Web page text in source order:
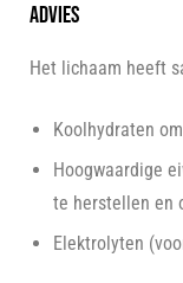
Advies
Het lichaam heeft
Koolhydraten
Hoogwaardige
te herstellen en
Elektrolyten